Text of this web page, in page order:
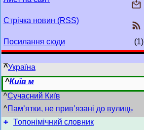
Стрічка новин (RSS)
Посилання сюди (1)
^Україна
^Київ м
^Сучасний Київ
^Пам’ятки, не прив’язані до вулиць
+ Топонімічний словник